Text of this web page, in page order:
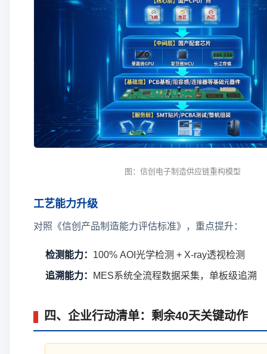
图：信创电子制造供应链重构模型
工艺能力升级
对照《信创产品制造能力评估标准》，重点提升：
检测能力： 100% AOI光学检测 + X-ray透视检测
追溯能力： MES系统全流程数据采集，单板级追溯
四、企业行动清单：剩余40天关键动作